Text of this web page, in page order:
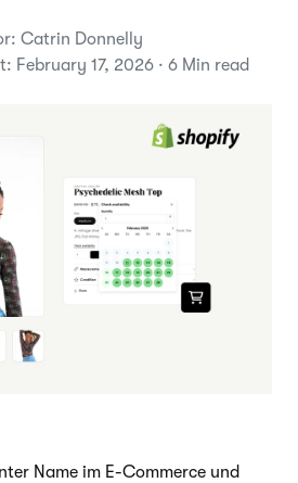
Catrin Donnelly
February 17, 2026 · 6 Min read
Name im E-Commerce und